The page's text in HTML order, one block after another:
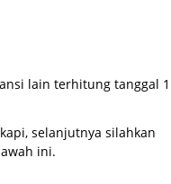
lain terhitung tanggal 1
selanjutnya silahkan
ini.